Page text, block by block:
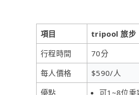
項目 tripool 旅步
行程時間
70分
每人價格
$590/人
優點
可1~8位乘